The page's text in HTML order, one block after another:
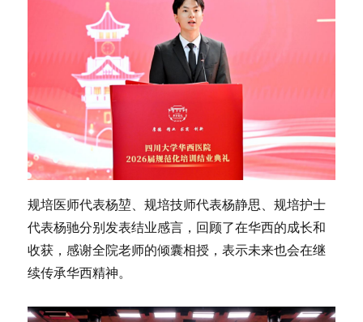
规培医师代表杨堃、规培技师代表杨静思、规培护士
代表杨驰分别发表结业感言，回顾了在华西的成长和
收获，感谢全院老师的倾囊相授，表示未来也会在继
续传承华西精神。